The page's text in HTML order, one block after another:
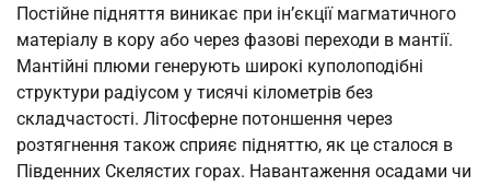
Постійне підняття виникає при ін’єкції магматичного
матеріалу в кору або через фазові переходи в мантії.
Мантійні плюми генерують широкі куполоподібні
структури радіусом у тисячі кілометрів без
складчастості. Літосферне потоншення через
розтягнення також сприяє підняттю, як це сталося в
Південних Скелястих горах. Навантаження осадами чи